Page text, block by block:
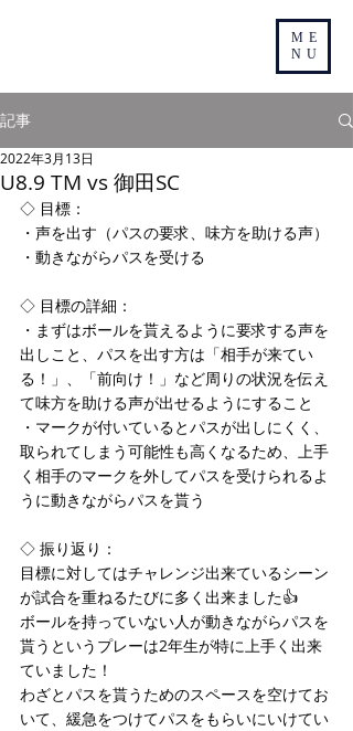
ME
NU
記事
U8.9 TM vs 御田SC
2022年3月13日
◇ 目標：
・声を出す（パスの要求、味方を助ける声）
・動きながらパスを受ける
◇ 目標の詳細：
・まずはボールを貰えるように要求する声を
出しこと、パスを出す方は「相手が来てい
る！」、「前向け！」など周りの状況を伝え
て味方を助ける声が出せるようにすること
・マークが付いているとパスが出しにくく、
取られてしまう可能性も高くなるため、上手
く相手のマークを外してパスを受けられるよ
うに動きながらパスを貰う
◇ 振り返り：
目標に対してはチャレンジ出来ているシーン
が試合を重ねるたびに多く出来ました👍
ボールを持っていない人が動きながらパスを
貰うというプレーは2年生が特に上手く出来
ていました！
わざとパスを貰うためのスペースを空けてお
いて、緩急をつけてパスをもらいにいけてい